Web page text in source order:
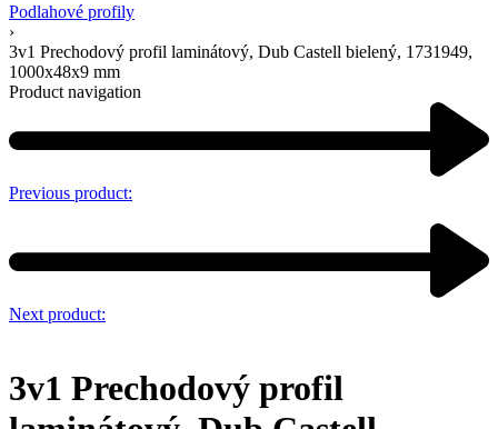
Podlahové profily
›
3v1 Prechodový profil laminátový, Dub Castell bielený, 1731949,
1000x48x9 mm
Product navigation
Previous product:
Next product:
3v1 Prechodový profil